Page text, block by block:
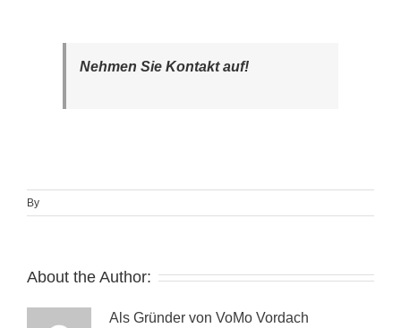
Nehmen Sie Kontakt auf!
By
About the Author:
Als Gründer von VoMo Vordach